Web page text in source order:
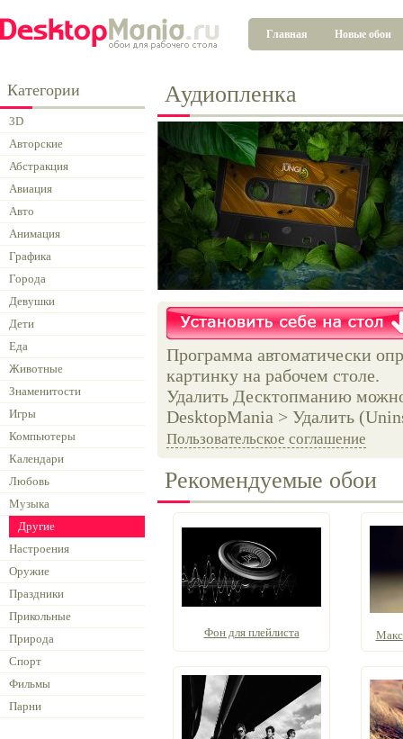
Главная Новые обои
Категории
3D
Авторские
Абстракция
Авиация
Авто
Анимация
Графика
Города
Девушки
Дети
Еда
Животные
Знаменитости
Игры
Компьютеры
Календари
Любовь
Музыка
Другие
Настроения
Оружие
Праздники
Прикольные
Природа
Спорт
Фильмы
Парни
Аудиопленка
Программа автоматически
картинку на рабочем столе.
Удалить Десктопманию
DesktopMania > Удалить
Пользовательское соглашение
Рекомендуемые обои
Фон для плейлиста